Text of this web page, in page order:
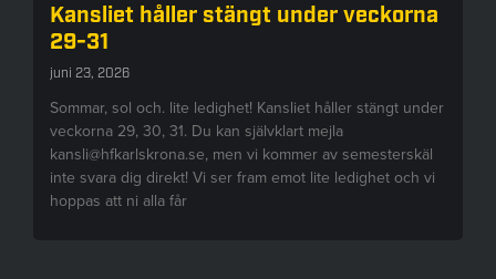
Kansliet håller stängt under veckorna
29-31
juni 23, 2026
Sommar, sol och. lite ledighet! Kansliet håller stängt under
veckorna 29, 30, 31. Du kan självklart mejla
kansli@hfkarlskrona.se, men vi kommer av semesterskäl
inte svara dig direkt! Vi ser fram emot lite ledighet och vi
hoppas att ni alla får